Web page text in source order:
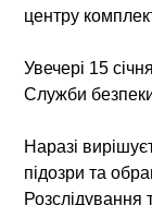
центру
Увечері 15
Служби
Наразі
підозри та
Розслідування